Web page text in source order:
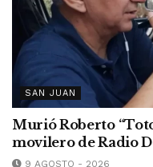
SAN JUAN
Murió Roberto
movilero de Radio
9 AGOSTO - 2026